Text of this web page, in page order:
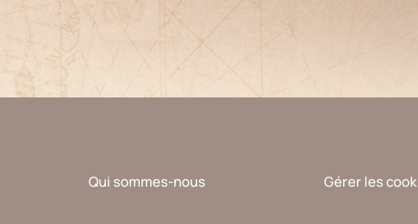
Qui sommes-nous Gérer les